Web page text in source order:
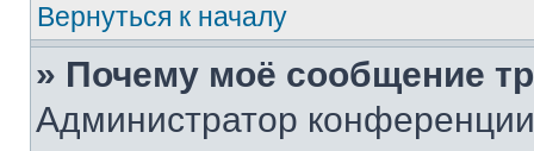
Вернуться к началу
» Почему моё сообщение
Администратор